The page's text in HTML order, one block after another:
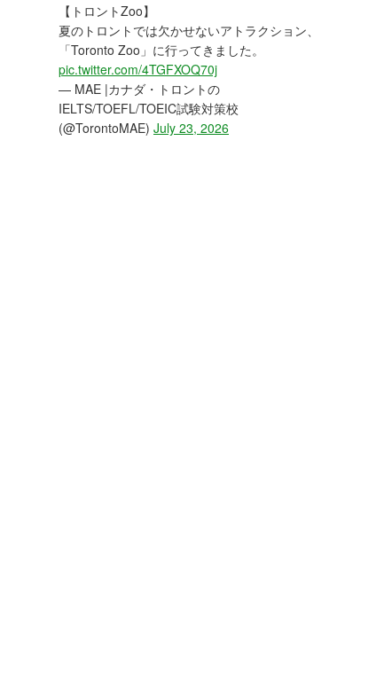
【トロントZoo】
夏のトロントでは欠かせないアトラクション、
「Toronto Zoo」に行ってきました。
pic.twitter.com/4TGFXOQ70j
— MAE |カナダ・トロントの
IELTS/TOEFL/TOEIC試験対策校
(@TorontoMAE) July 23, 2026